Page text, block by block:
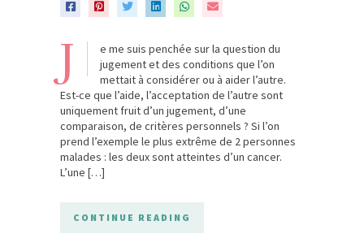
J
e me suis penchée sur la question du
jugement et des conditions que l’on
mettait à considérer ou à aider l’autre.
Est-ce que l’aide, l’acceptation de l’autre sont
uniquement fruit d’un jugement, d’une
comparaison, de critères personnels ? Si l’on
prend l’exemple le plus extrême de 2 personnes
malades : les deux sont atteintes d’un cancer.
L’une […]
CONTINUE READING